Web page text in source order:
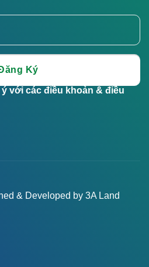
với các điều khoản & điều
& Developed by 3A Land